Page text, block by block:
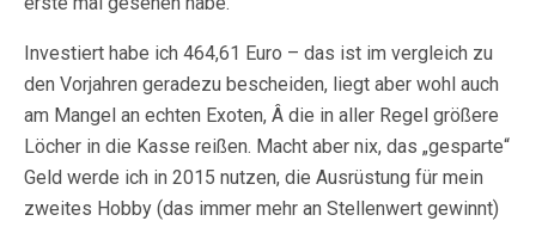
Investiert habe ich 464,61 Euro – das ist im vergleich zu
den Vorjahren geradezu bescheiden, liegt aber wohl auch
am Mangel an echten Exoten, Â die in aller Regel größere
Löcher in die Kasse reißen. Macht aber nix, das „gesparte“
Geld werde ich in 2015 nutzen, die Ausrüstung für mein
zweites Hobby (das immer mehr an Stellenwert gewinnt)